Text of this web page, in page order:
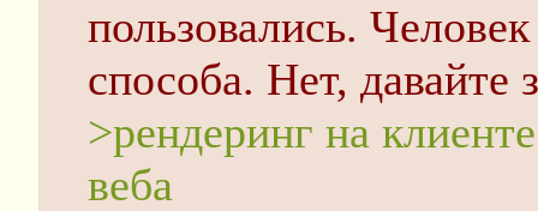
пользовались.
способа. Нет, давайте
>рендеринг на
веба